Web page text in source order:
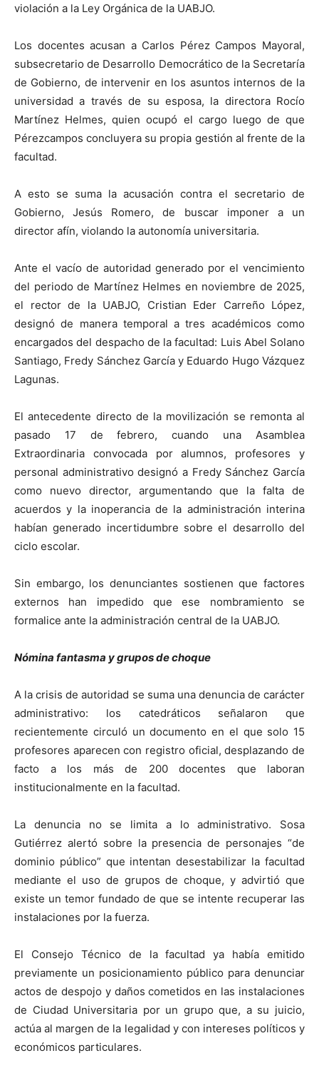
violación a la Ley Orgánica de la UABJO.
Los docentes acusan a Carlos Pérez Campos Mayoral,
subsecretario de Desarrollo Democrático de la Secretaría
de Gobierno, de intervenir en los asuntos internos de la
universidad a través de su esposa, la directora Rocío
Martínez Helmes, quien ocupó el cargo luego de que
Pérezcampos concluyera su propia gestión al frente de la
facultad.
A esto se suma la acusación contra el secretario de
Gobierno, Jesús Romero, de buscar imponer a un
director afín, violando la autonomía universitaria.
Ante el vacío de autoridad generado por el vencimiento
del periodo de Martínez Helmes en noviembre de 2025,
el rector de la UABJO, Cristian Eder Carreño López,
designó de manera temporal a tres académicos como
encargados del despacho de la facultad: Luis Abel Solano
Santiago, Fredy Sánchez García y Eduardo Hugo Vázquez
Lagunas.
El antecedente directo de la movilización se remonta al
pasado 17 de febrero, cuando una Asamblea
Extraordinaria convocada por alumnos, profesores y
personal administrativo designó a Fredy Sánchez García
como nuevo director, argumentando que la falta de
acuerdos y la inoperancia de la administración interina
habían generado incertidumbre sobre el desarrollo del
ciclo escolar.
Sin embargo, los denunciantes sostienen que factores
externos han impedido que ese nombramiento se
formalice ante la administración central de la UABJO.
Nómina fantasma y grupos de choque
A la crisis de autoridad se suma una denuncia de carácter
administrativo: los catedráticos señalaron que
recientemente circuló un documento en el que solo 15
profesores aparecen con registro oficial, desplazando de
facto a los más de 200 docentes que laboran
institucionalmente en la facultad.
La denuncia no se limita a lo administrativo. Sosa
Gutiérrez alertó sobre la presencia de personajes “de
dominio público” que intentan desestabilizar la facultad
mediante el uso de grupos de choque, y advirtió que
existe un temor fundado de que se intente recuperar las
instalaciones por la fuerza.
El Consejo Técnico de la facultad ya había emitido
previamente un posicionamiento público para denunciar
actos de despojo y daños cometidos en las instalaciones
de Ciudad Universitaria por un grupo que, a su juicio,
actúa al margen de la legalidad y con intereses políticos y
económicos particulares.